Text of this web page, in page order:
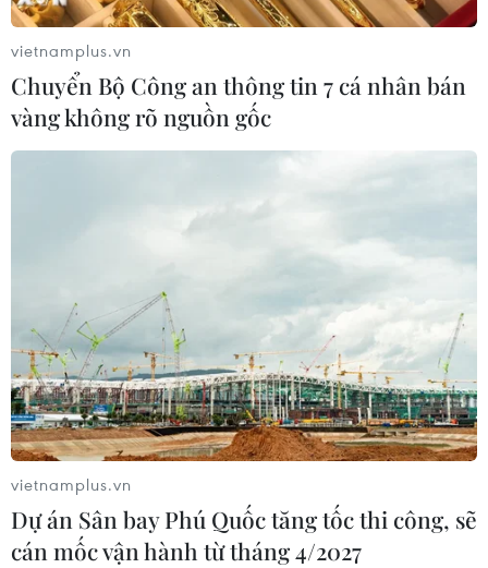
vietnamplus.vn
Chuyển Bộ Công an thông tin 7 cá nhân bán
vàng không rõ nguồn gốc
vietnamplus.vn
Dự án Sân bay Phú Quốc tăng tốc thi công, sẽ
cán mốc vận hành từ tháng 4/2027